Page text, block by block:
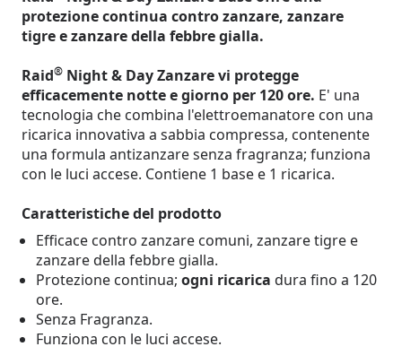
protezione continua contro zanzare, zanzare
tigre e zanzare della febbre gialla.
Raid® Night & Day Zanzare vi protegge
efficacemente notte e giorno per 120 ore. E' una
tecnologia che combina l'elettroemanatore con una
ricarica innovativa a sabbia compressa, contenente
una formula antizanzare senza fragranza; funziona
con le luci accese. Contiene 1 base e 1 ricarica.
Caratteristiche del prodotto
Efficace contro zanzare comuni, zanzare tigre e
zanzare della febbre gialla.
Protezione continua; ogni ricarica dura fino a 120
ore.
Senza Fragranza.
Funziona con le luci accese.